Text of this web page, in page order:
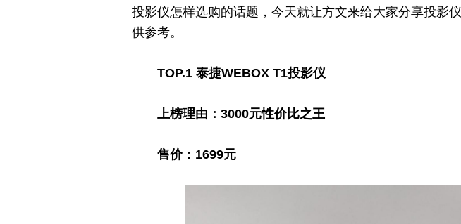
投影仪怎样选购的话题，今天就让方文来给大家分享投影
供参考。
TOP.1 泰捷WEBOX T1投影仪
上榜理由：3000元性价比之王
售价：1699元